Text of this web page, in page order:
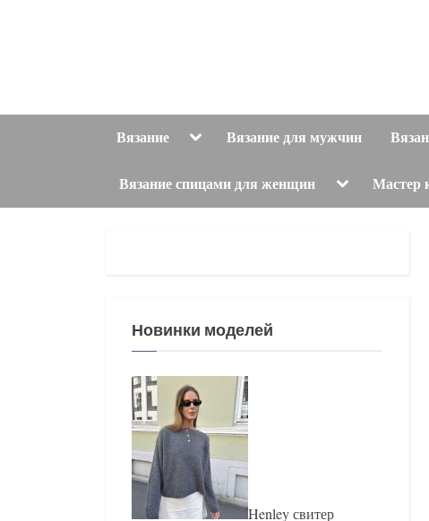
Вязание ToggleВязание для мужчин
Вязание спицами для женщин Toggle
menu
Мастер
Новинки моделей
Henley свитер